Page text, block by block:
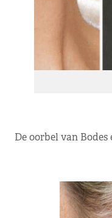
De oorbel van